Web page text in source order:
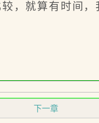
，就算有时间，
下一章